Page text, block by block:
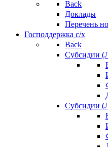
Back
Доклады
Перечень
Господдержка с/х
Back
Субсидии
Субсидии